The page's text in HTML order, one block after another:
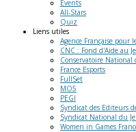
Events
All-Stars
Quiz
Liens utiles
Agence Française pour
CNC : Fond d'Aide au
Conservatoire National
France Esports
FullSet
MO5
PEGI
Syndicat des Editeurs
Syndicat National du
Women in Games